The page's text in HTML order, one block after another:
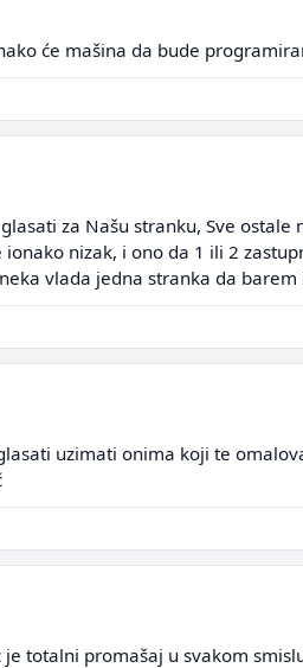
će mašina da bude
za Našu stranku, Sve
nizak, i ono da 1 ili 2
vlada jedna stranka da
uzimati onima koji te
totalni promašaj u svakom